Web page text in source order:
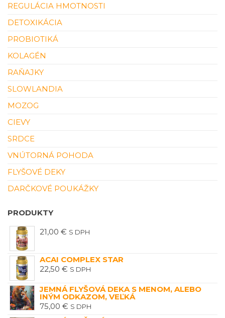
REGULÁCIA HMOTNOSTI
DETOXIKÁCIA
PROBIOTIKÁ
KOLAGÉN
RAŇAJKY
SLOWLANDIA
MOZOG
CIEVY
SRDCE
VNÚTORNÁ POHODA
FLYŠOVÉ DEKY
DARČKOVÉ POUKÁŽKY
PRODUKTY
21,00 € S DPH
ACAI COMPLEX STAR
22,50 € S DPH
JEMNÁ FLYŠOVÁ DEKA S MENOM, ALEBO
INÝM ODKAZOM, VEĽKÁ
75,00 € S DPH